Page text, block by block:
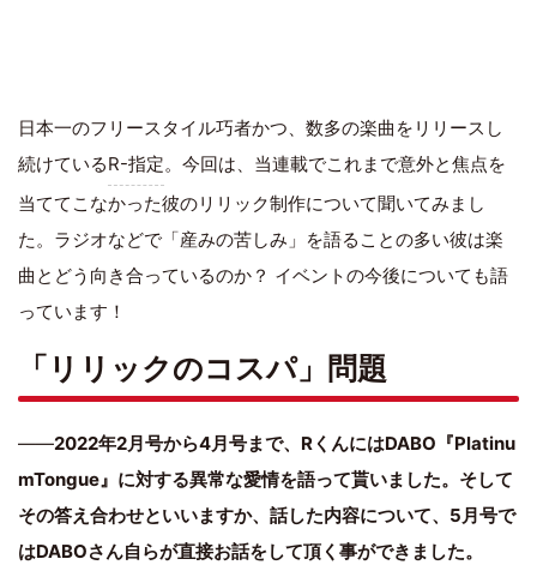
日本一のフリースタイル巧者かつ、数多の楽曲をリリースし
続けているR-指定。今回は、当連載でこれまで意外と焦点を
当ててこなかった彼のリリック制作について聞いてみまし
た。ラジオなどで「産みの苦しみ」を語ることの多い彼は楽
曲とどう向き合っているのか？ イベントの今後についても語
っています！
「リリックのコスパ」問題
――2022年2月号から4月号まで、RくんにはDABO『Platinu
mTongue』に対する異常な愛情を語って貰いました。そして
その答え合わせといいますか、話した内容について、5月号で
はDABOさん自らが直接お話をして頂く事ができました。